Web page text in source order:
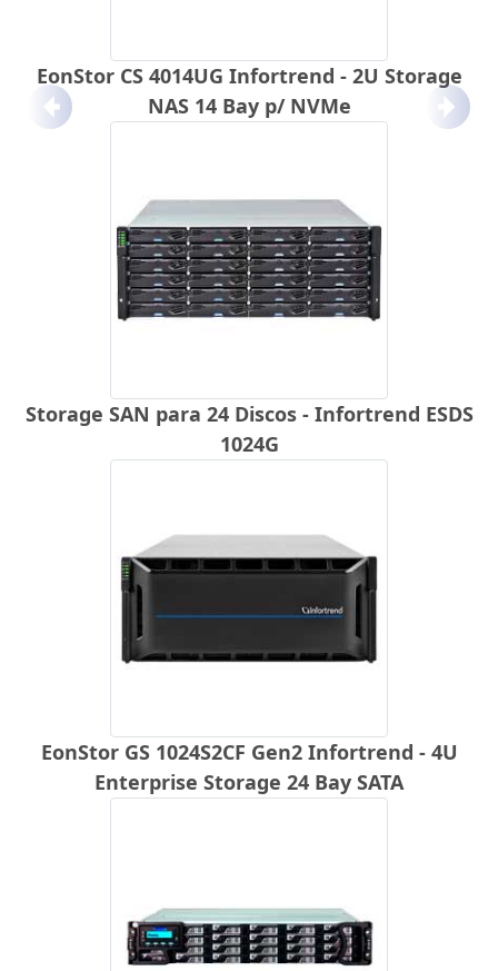
EonStor CS 4014UG Infortrend - 2U Storage
NAS 14 Bay p/ NVMe
Storage SAN para 24 Discos - Infortrend ESDS
1024G
EonStor GS 1024S2CF Gen2 Infortrend - 4U
Enterprise Storage 24 Bay SATA
Anterior